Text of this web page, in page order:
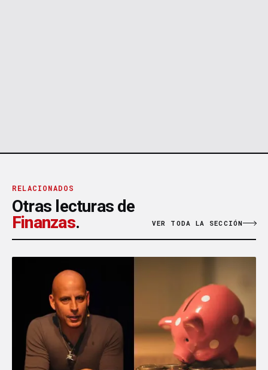
RELACIONADOS
Otras lecturas de
Finanzas. VER TODA LA SECCIÓN